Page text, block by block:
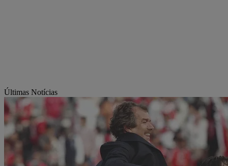
Últimas Notícias